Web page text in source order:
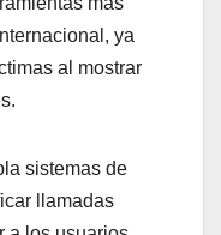
ya
al mostrar
sistemas de
llamadas